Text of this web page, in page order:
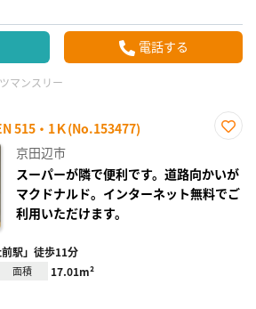
電話する
マンスリー
515・1Ｋ(No.153477)
り登
録
京田辺市
スーパーが隣で便利です。道路向かいが
マクドナルド。インターネット無料でご
利用いただけます。
駅」徒歩11分
面積 17.01m²